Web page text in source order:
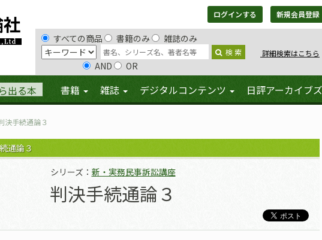
ログインする 新規会員登録
すべての商品 書籍のみ 雑誌のみ
検 索 詳細検索はこちら
AND OR
出る本 書籍 雑誌 デジタルコンテンツ 日評アーカイブズ
決手続通論３
通論３
シリーズ： 新・実務民事訴訟講座
判決手続通論３